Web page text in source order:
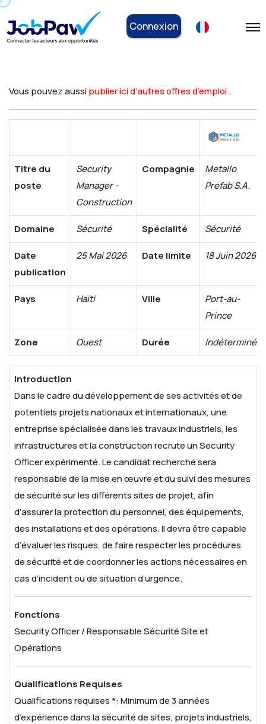
Connexion
Vous pouvez aussipublier ici d’autres offres d’emploi.
Titre du
poste
Security
Manager -
Construction
Compagnie
Metallo
Prefab S.A.
Domaine Sécurité Spécialité Sécurité
Date
publication
25 Mai 2026 Date limite 18 Juin 2026
Pays Haiti Ville
Port-au-
Prince
Zone Ouest Durée Indéterminée
Introduction
Dans le cadre du développement de ses activités et de
potentiels projets nationaux et internationaux, une
entreprise spécialisée dans les travaux industriels, les
infrastructures et la construction recrute un Security
Officer expérimenté.Le candidat recherché sera
responsable de la mise en œuvre et du suivi des mesures
de sécurité sur les différents sites de projet, afin
d’assurer la protection du personnel, des équipements,
des installations et des opérations. Il devra être capable
d’évaluer les risques, de faire respecter les procédures
de sécurité et de coordonner les actions nécessaires en
cas d’incident ou de situation d’urgence.
Fonctions
Security Officer / Responsable Sécurité Site et
Opérations
Qualifications Requises
Qualifications requises *:Minimum de 3 années
d’expérience dans la sécurité de sites, projets industriels,